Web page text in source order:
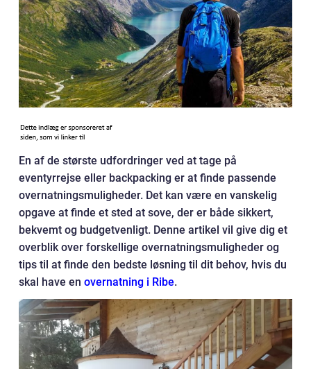
En af de største udfordringer ved at tage på
eventyrrejse eller backpacking er at finde passende
overnatningsmuligheder. Det kan være en vanskelig
opgave at finde et sted at sove, der er både sikkert,
bekvemt og budgetvenligt. Denne artikel vil give dig et
overblik over forskellige overnatningsmuligheder og
tips til at finde den bedste løsning til dit behov, hvis du
skal have en overnatning i Ribe.